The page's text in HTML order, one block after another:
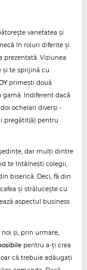
varietatea și
în roluri diferite și
prezentată. Viziunea
și te sprijină cu
primești două
gamă. Indiferent dacă
ochelari diverși -
pregătit(ă) pentru
dar mulți dintre
te întâlnești colegii,
biserică. Deci, fă din
și strălucește cu
aspectul business
noi și, prin urmare,
pentru a-ți crea
că trebuie adăugați